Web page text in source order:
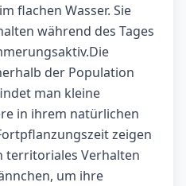
flachen Wasser. Sie
während des Tages
der Population
man kleine
in ihrem natürlichen
zeigen
territoriales Verhalten
um ihre